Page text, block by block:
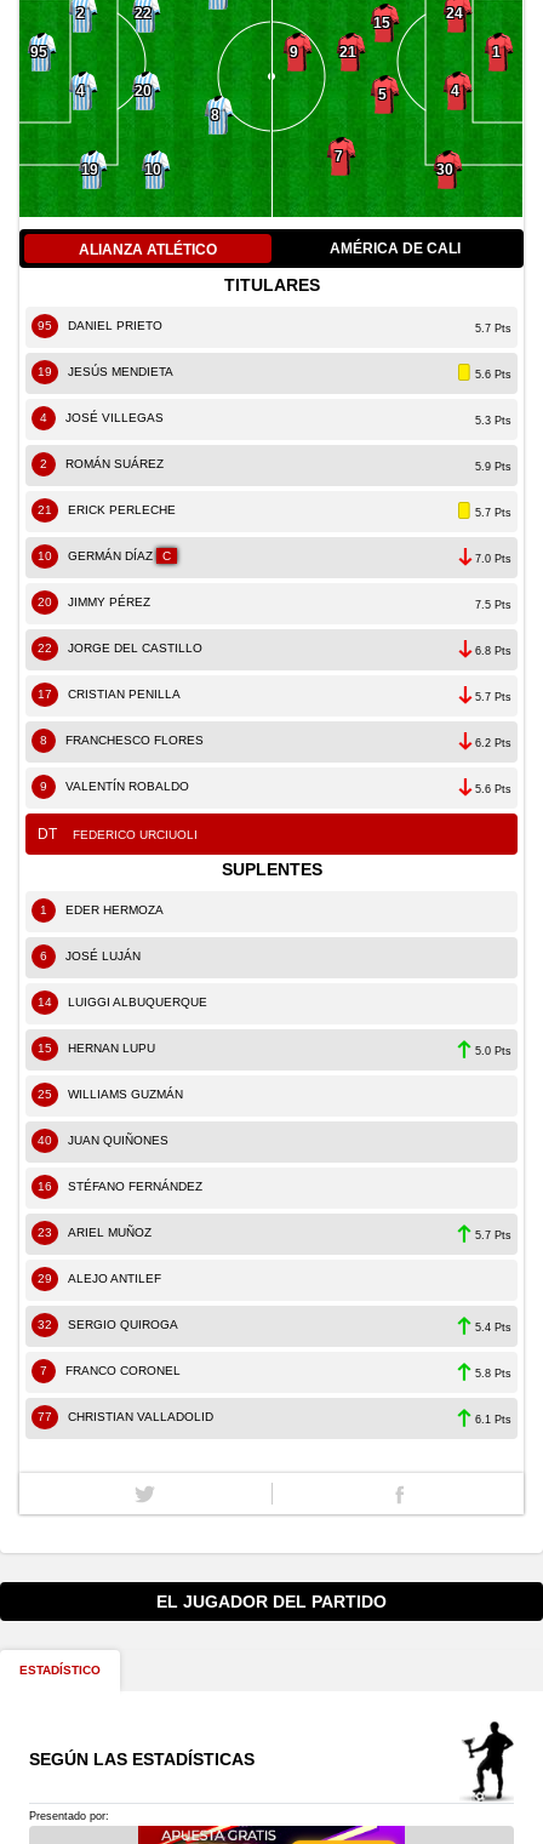
95
2
4
19
22
20
10
8
1
24
4
30
15
5
21
7
9
ALIANZA ATLÉTICO AMÉRICA DE CALI
TITULARES
95 DANIEL PRIETO 5.7 Pts
19 JESÚS MENDIETA 5.6 Pts
4 JOSÉ VILLEGAS 5.3 Pts
2 ROMÁN SUÁREZ 5.9 Pts
21 ERICK PERLECHE 5.7 Pts
10 GERMÁN DÍAZ C 7.0 Pts
20 JIMMY PÉREZ 7.5 Pts
22 JORGE DEL CASTILLO 6.8 Pts
17 CRISTIAN PENILLA 5.7 Pts
8 FRANCHESCO FLORES 6.2 Pts
9 VALENTÍN ROBALDO 5.6 Pts
DT FEDERICO URCIUOLI
SUPLENTES
1 EDER HERMOZA
6 JOSÉ LUJÁN
14 LUIGGI ALBUQUERQUE
15 HERNAN LUPU 5.0 Pts
25 WILLIAMS GUZMÁN
40 JUAN QUIÑONES
16 STÉFANO FERNÁNDEZ
23 ARIEL MUÑOZ 5.7 Pts
29 ALEJO ANTILEF
32 SERGIO QUIROGA 5.4 Pts
7 FRANCO CORONEL 5.8 Pts
77 CHRISTIAN VALLADOLID 6.1 Pts
EL JUGADOR DEL PARTIDO
ESTADÍSTICO
SEGÚN LAS ESTADÍSTICAS
Presentado por: